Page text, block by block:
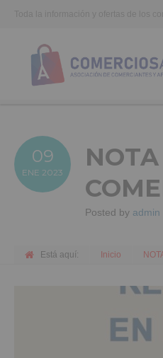
09
ENE 2023
Posted by admin
Está aquí: Inicio